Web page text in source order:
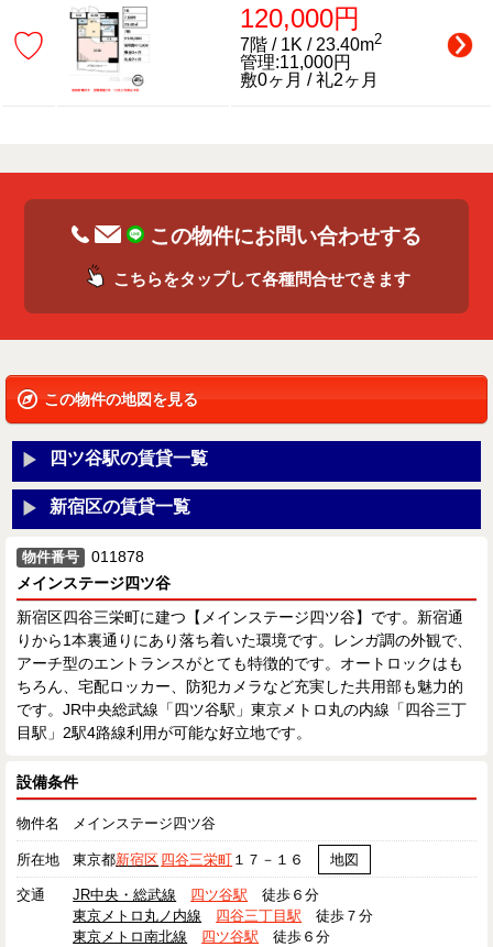
♡
120,000円
7階 / 1K / 23.40m2
管理:11,000円
敷0ヶ月 / 礼2ヶ月
この物件にお問い合わせする
こちらをタップして各種問合せできます
この物件の地図を見る
四ツ谷駅の賃貸一覧
新宿区の賃貸一覧
物件番号
011878
メインステージ四ツ谷
新宿区四谷三栄町に建つ【メインステージ四ツ谷】です。新宿通
りから1本裏通りにあり落ち着いた環境です。レンガ調の外観で、
アーチ型のエントランスがとても特徴的です。オートロックはも
ちろん、宅配ロッカー、防犯カメラなど充実した共用部も魅力的
です。JR中央総武線「四ツ谷駅」東京メトロ丸の内線「四谷三丁
目駅」2駅4路線利用が可能な好立地です。
設備条件
物件名 メインステージ四ツ谷
所在地 東京都新宿区 四谷三栄町 １７－１６ 地図
交通 JR中央・総武線 四ツ谷駅 徒歩６分
東京メトロ丸ノ内線
四谷三丁目駅 徒歩７分
東京メトロ南北線
四ツ谷駅 徒歩６分